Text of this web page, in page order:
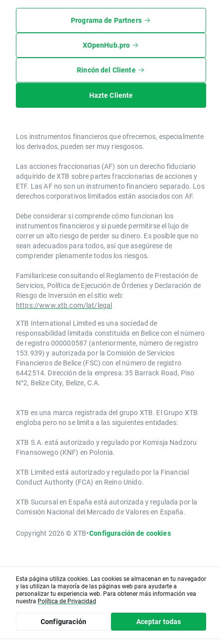
Programa de Partners
XOpenHub.pro
Rincón del Cliente
Hazte Cliente
Los instrumentos financieros que ofrecemos, especialmente
los derivados, pueden ser muy riesgosos.
Las acciones fraccionarias (AF) son un derecho fiduciario
adquirido de XTB sobre partes fraccionarias de acciones y
ETF. Las AF no son un instrumento financiero separado. Los
derechos corporativos limitados están asociados con AF.
Debe considerar si comprende cómo funcionan los
instrumentos financieros y si puede permitirse el lujo de
correr un alto riesgo de perder su dinero. Es posible que no
sean adecuados para todos, así que asegúrese de
comprender plenamente todos los riesgos.
Familiarícese consultando el Reglamento de Prestación de
Servicios, Política de Ejecución de Órdenes y Declaración de
Riesgo de Inversión en el sitio web:
https://www.xtb.com/lat/legal
XTB International Limited es una sociedad de
responsabilidad limitada constituida en Belice con el número
de registro 000000587 (anteriormente, número de registro
153.939) y autorizada por la Comisión de Servicios
Financieros de Belice (FSC) con el número de registro
6442514. Dirección de la empresa: 35 Barrack Road, Piso
N°2, Belize City, Belize, C.A.
​​XTB es una marca registrada del grupo XTB. El Grupo XTB
engloba pero no se limita a las siguientes entidades:
XTB S.A.​ está autorizado y regulado por Komisja Nadzoru
Finansowego (KNF) ​en Polonia.
XTB Limited ​está autorizado y regulado por la ​Financial
Conduct Authority ​(FCA) en ​​Reino Unido.
XTB Sucursal en España está autorizada y regulada por la
Comisión Nacional del Mercado de Valores en España.
Copyright 2026 © XTB•Configuración de cookies
Esta página utiliza cookies. Las cookies se almacenan en tu navegador
y las utilizan la mayoría de las páginas web para ayudarte a
personalizar tu experiencia web. Para obtener más información vea
nuestra Política de Privacidad
Configuración Aceptar todas